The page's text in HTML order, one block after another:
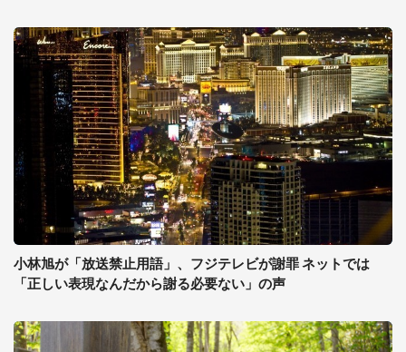
小林旭が「放送禁止用語」、フジテレビが謝罪 ネットでは
「正しい表現なんだから謝る必要ない」の声